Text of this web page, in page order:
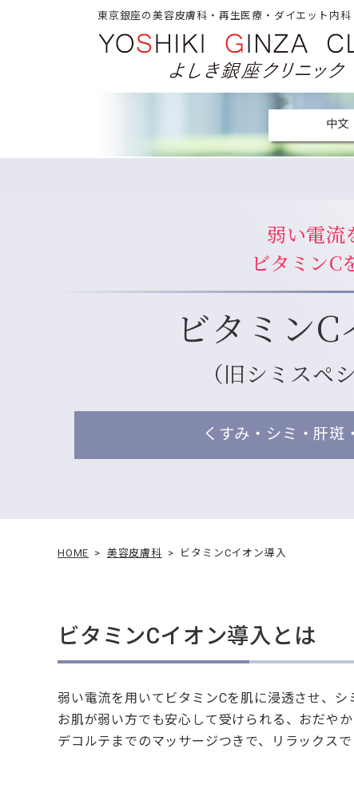
東京銀座の美容皮膚科・再生医療・ダイエット内科
中文
弱い電流
ビタミンC
ビタミン
（旧シミスペ
くすみ・シミ・肝斑
HOME 美容皮膚科 ビタミンCイオン導入
ビタミンCイオン導入とは
弱い電流を用いてビタミンCを肌に浸透させ、シ
お肌が弱い方でも安心して受けられる、おだやか
デコルテまでのマッサージつきで、リラックスで